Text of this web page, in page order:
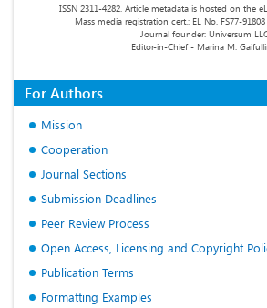
ISSN 2311-4282. Article metadata is hosted on the
Mass media registration cert.: EL No. FS77-
Journal founder: Universum
Editor-in-Chief - Marina M.
For Authors
Mission
Cooperation
Journal Sections
Submission Deadlines
Peer Review Process
Open Access, Licensing and Copyright
Publication Terms
Formatting Examples